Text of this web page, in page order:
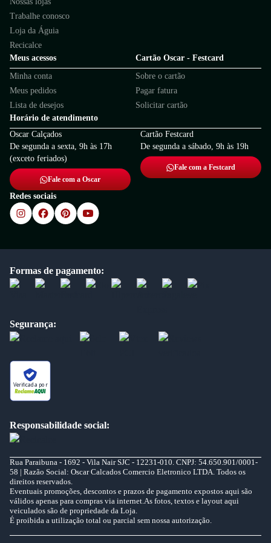
feminino, está na hora de garantir o seu! Confira a seleção da nossa
de calçadose encontre o modelo perfeito para você. Aproveite nossas
ofertas especiais e compre online com segurança e praticidade!
Trabalhe conosco
Loja da Águia
Recicalce
Meus acessos
Minha conta
Meus pedidos
Lista de desejos
Cartão Oscar - Festcard
Sobre o cartão
Pagar fatura
Solicitar cartão
Horário de atendimento
Oscar Calçados
De segunda a sexta, 9h às 17h
(exceto feriados)
Fale com a Oscar
Cartão Festcard
De segunda a sábado, 9h às 19h
Fale com a Festcard
Redes sociais
Formas de pagamento:
Segurança:
Verificada por
Responsabilidade social:
Rua Paraibuna - 1692 - Vila Nair SJC - 12231-010. CNPJ: 54.650.901/0001-
58 | Razão Social: Oscar Calcados Comercio Eletronico LTDA. Todos os
direitos reservados.
Eventuais promoções, descontos e prazos de pagamento expostos aqui são
válidos apenas para compras via internet.As fotos, textos e layout aqui
veiculados são de propriedade da Loja.
É proibida a utilização total ou parcial sem nossa autorização.